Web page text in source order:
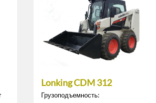
Lonking CDM 312
Грузоподъемность: